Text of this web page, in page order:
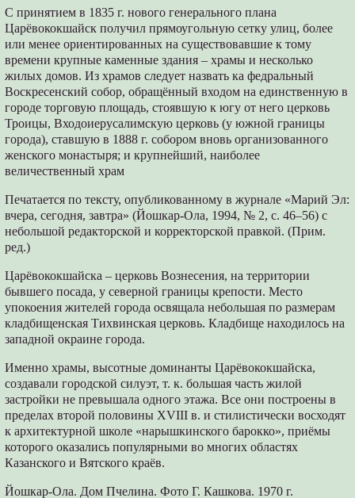
С принятием в 1835 г. нового генерального плана
Царёвококшайск получил прямоугольную сетку улиц, более
или менее ориентированных на существовавшие к тому
времени крупные каменные здания – храмы и несколько
жилых домов. Из храмов следует назвать ка федральный
Воскресенский собор, обращённый входом на единственную в
городе торговую площадь, стоявшую к югу от него церковь
Троицы, Входоиерусалимскую церковь (у южной границы
города), ставшую в 1888 г. собором вновь организованного
женского монастыря; и крупнейший, наиболее
величественный храм
Печатается по тексту, опубликованному в журнале «Марий Эл:
вчера, сегодня, завтра» (Йошкар-Ола, 1994, № 2, с. 46–56) с
небольшой редакторской и корректорской правкой. (Прим.
ред.)
Царёвококшайска – церковь Вознесения, на территории
бывшего посада, у северной границы крепости. Место
упокоения жителей города освящала небольшая по размерам
кладбищенская Тихвинская церковь. Кладбище находилось на
западной окраине города.
Именно храмы, высотные доминанты Царёвококшайска,
создавали городской силуэт, т. к. большая часть жилой
застройки не превышала одного этажа. Все они построены в
пределах второй половины XVIII в. и стилистически восходят
к архитектурной школе «нарышкинского барокко», приёмы
которого оказались популярными во многих областях
Казанского и Вятского краёв.
Йошкар-Ола. Дом Пчелина. Фото Г. Кашкова. 1970 г.